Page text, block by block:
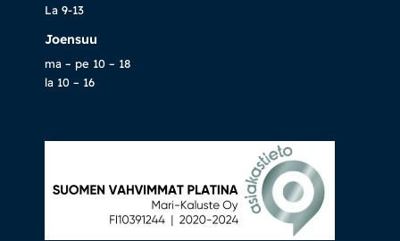
La 9-13
Joensuu
ma – pe 10 – 18
la 10 – 16